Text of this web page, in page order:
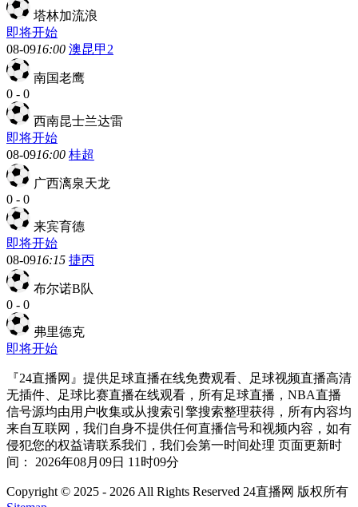
塔林加流浪
即将开始
08-0916:00 澳昆甲2
南国老鹰
0 - 0
西南昆士兰达雷
即将开始
08-0916:00 桂超
广西漓泉天龙
0 - 0
来宾育德
即将开始
08-0916:15 捷丙
布尔诺B队
0 - 0
弗里德克
即将开始
『24直播网』提供足球直播在线免费观看、足球视频直播高清
无插件、足球比赛直播在线观看，所有足球直播，NBA直播
信号源均由用户收集或从搜索引擎搜索整理获得，所有内容均
来自互联网，我们自身不提供任何直播信号和视频内容，如有
侵犯您的权益请联系我们，我们会第一时间处理 页面更新时
间： 2026年08月09日 11时09分
Copyright © 2025 - 2026 All Rights Reserved 24直播网 版权所有